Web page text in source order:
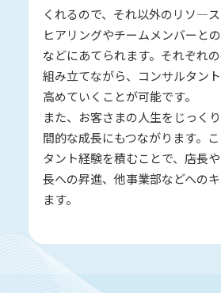
くれるので、それ以外のリソ―
ヒアリングやチームメンバーと
などにあてられます。それぞれ
組み立てながら、コンサルタン
高めていくことが可能です。
また、お客さまの人生をじっく
間的な成長にもつながります。
タント経験を積むことで、店長
長への昇進、他事業部などへの
ます。